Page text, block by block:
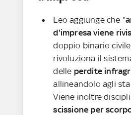
Leo aggiunge che "
d'impresa viene
doppio binario
rivoluziona il
delle perdite
allineandolo agli
Viene inoltre
scissione per